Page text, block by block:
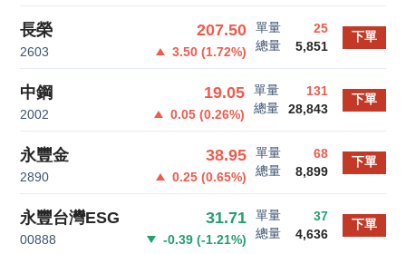
長榮 207.50
2603 3.50 (1.72%)
單量
25
總量
5,851
下單
中鋼 19.05
2002 0.05 (0.26%)
單量
131
總量
28,843
下單
永豐金 38.95
2890 0.25 (0.65%)
單量
68
總量
8,899
下單
永豐台灣ESG 31.71
00888 -0.39 (-1.21%)
單量
37
總量
4,636
下單